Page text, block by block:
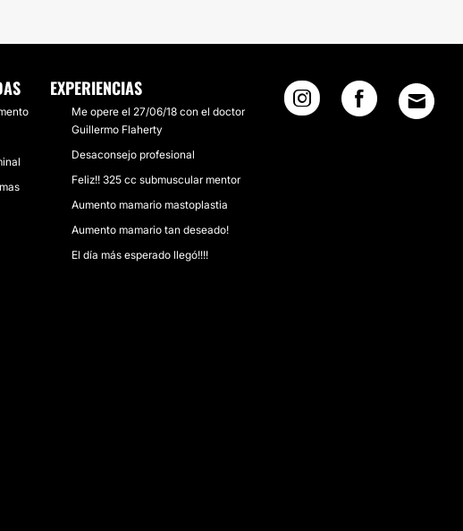
EXPERIENCIAS
Me opere el 27/06/18 con el doctor
Guillermo Flaherty
Desaconsejo profesional
Feliz!! 325 cc submuscular mentor
Aumento mamario mastoplastia
Aumento mamario tan deseado!
El día más esperado llegó!!!!